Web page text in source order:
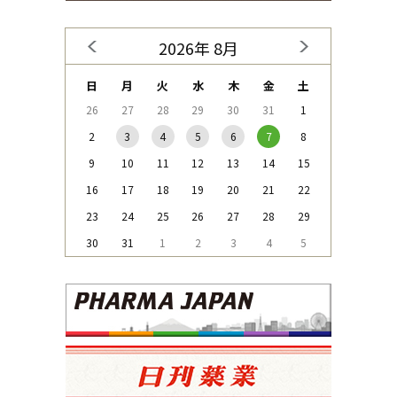
2026年 8月
日 月 火 水 木 金 土
26 27 28 29 30 31
1
2
3 4 5 6 7
8
9
10 11 12 13 14
15
16
17 18 19 20 21
22
23
24 25 26 27 28
29
30
31 1 2 3 4 5